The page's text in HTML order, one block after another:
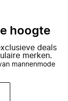
hoogte
deals
merken.
mannenmode